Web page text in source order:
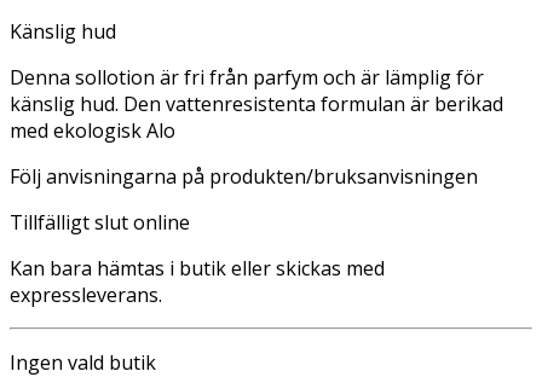
Känslig hud
Denna sollotion är fri från parfym och är lämplig för
känslig hud. Den vattenresistenta formulan är berikad
med ekologisk Alo
Följ anvisningarna på produkten/bruksanvisningen
Tillfälligt slut online
Kan bara hämtas i butik eller skickas med
expressleverans.
Ingen vald butik